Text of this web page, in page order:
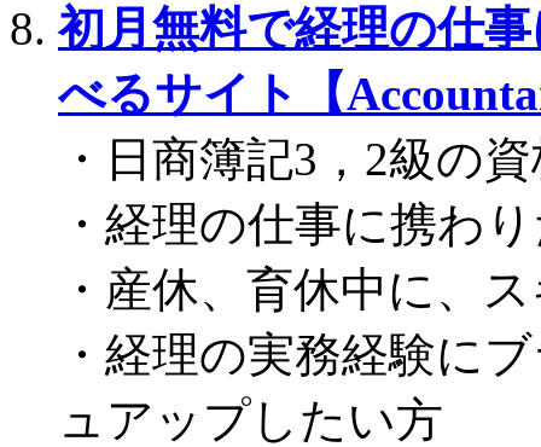
初月無料で経理の仕
べるサイト【
・日商簿記3，2級の
・経理の仕事に携わ
・産休、育休中に、
・経理の実務経験に
ュアップしたい方